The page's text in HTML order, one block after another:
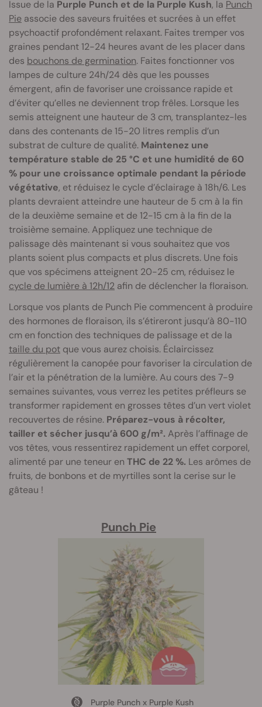
Issue de la Purple Punch et de la Purple Kush, la Punch
Pie associe des saveurs fruitées et sucrées à un effet
psychoactif profondément relaxant. Faites tremper vos
graines pendant 12-24 heures avant de les placer dans
des bouchons de germination. Faites fonctionner vos
lampes de culture 24h/24 dès que les pousses
émergent, afin de favoriser une croissance rapide et
d’éviter qu’elles ne deviennent trop frêles. Lorsque les
semis atteignent une hauteur de 3 cm, transplantez-les
dans des contenants de 15-20 litres remplis d’un
substrat de culture de qualité. Maintenez une
température stable de 25 °C et une humidité de 60
% pour une croissance optimale pendant la période
végétative, et réduisez le cycle d’éclairage à 18h/6. Les
plants devraient atteindre une hauteur de 5 cm à la fin
de la deuxième semaine et de 12-15 cm à la fin de la
troisième semaine. Appliquez une technique de
palissage dès maintenant si vous souhaitez que vos
plants soient plus compacts et plus discrets. Une fois
que vos spécimens atteignent 20-25 cm, réduisez le
cycle de lumière à 12h/12 afin de déclencher la floraison.
Lorsque vos plants de Punch Pie commencent à produire
des hormones de floraison, ils s’étireront jusqu’à 80-110
cm en fonction des techniques de palissage et de la
taille du pot que vous aurez choisis. Éclaircissez
régulièrement la canopée pour favoriser la circulation de
l’air et la pénétration de la lumière. Au cours des 7-9
semaines suivantes, vous verrez les petites préfleurs se
transformer rapidement en grosses têtes d’un vert violet
recouvertes de résine. Préparez-vous à récolter,
tailler et sécher jusqu’à 600 g/m². Après l’affinage de
vos têtes, vous ressentirez rapidement un effet corporel,
alimenté par une teneur en THC de 22 %. Les arômes de
fruits, de bonbons et de myrtilles sont la cerise sur le
gâteau !
Punch Pie
Purple Punch x Purple Kush